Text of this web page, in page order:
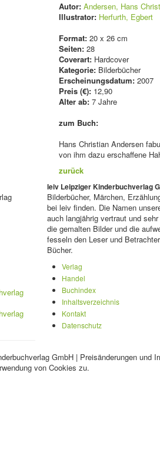
Autor: Andersen, Hans
Illustrator: Herfurth, Egbert
Format: 20 x 26 cm
Seiten: 28
Coverart: Hardcover
Kategorie: Bilderbücher
Erscheinungsdatum: 2007
Preis (€): 12,90
Alter ab: 7 Jahre
zum Buch:
Hans Christian Andersen
von ihm dazu erschaffene
zurück
leiv Leipziger Kinderbuchverlag
Bilderbücher, Märchen,
bei leiv finden. Die Namen
auch langjährig vertraut und
die gemalten Bilder und die
fesseln den Leser und
Bücher.
Verlag
Handel
Buchindex
Inhaltsverzeichnis
Kontakt
Datenschutz
GmbH | Preisänderungen und
von Cookies zu.